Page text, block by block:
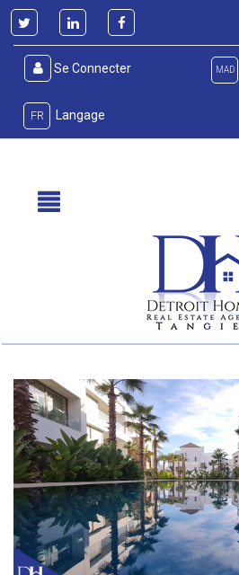
Se Connecter MAD
FR Langage